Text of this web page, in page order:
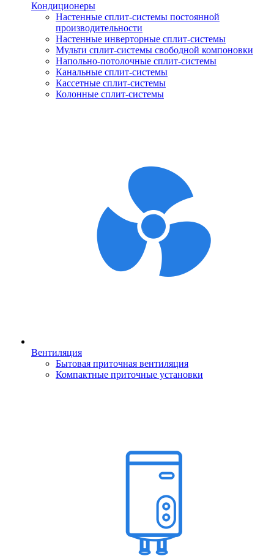
Кондиционеры
Настенные сплит-системы постоянной
производительности
Настенные инверторные сплит-системы
Мульти сплит-системы свободной компоновки
Напольно-потолочные сплит-системы
Канальные сплит-системы
Кассетные сплит-системы
Колонные сплит-системы
Вентиляция
Бытовая приточная вентиляция
Компактные приточные установки